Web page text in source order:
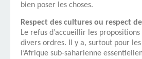
bien poser les choses.
Respect des cultures ou respect
Le refus d’accueillir les
divers ordres. Il y a, surtout pour les
l’Afrique sub-saharienne